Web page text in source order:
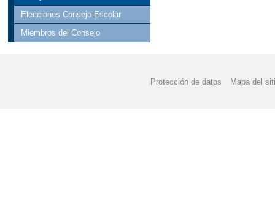
Elecciones Consejo Escolar
Miembros del Consejo
Protección de datos Mapa del